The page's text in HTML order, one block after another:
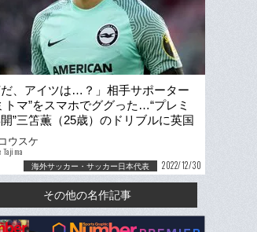
だ、アイツは…？」相手サポーター
トマ”をスマホでググった…“プレミ
”三笘薫（25歳）のドリブルに英国
もビックリ
ウスケ
海外サッカー・サッカー日本代表 2022/12/30
その他の名作記事